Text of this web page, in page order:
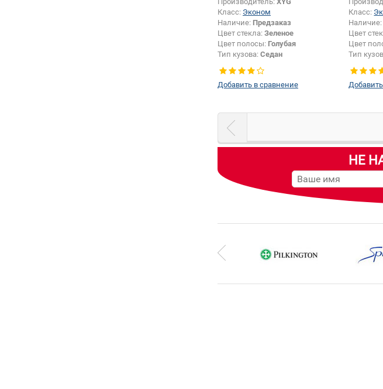
Класс: Эконом
Наличие: Предзаказ
Цвет стекла: Зеленое
Цвет полосы: Голубая
Тип кузова: Седан
Добавить в сравнение
Класс:
Наличие:
Цвет
Цвет
Тип
НЕ